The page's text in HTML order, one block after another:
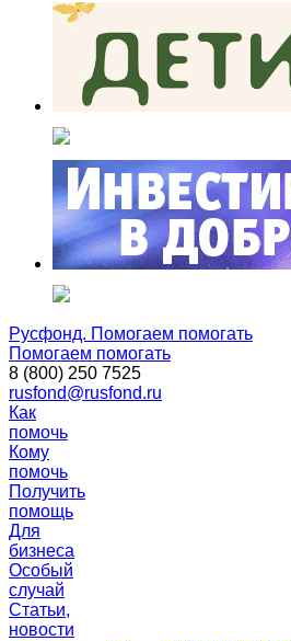
Русфонд. Помогаем помогать
Помогаем помогать
8 (800) 250 7525
rusfond@rusfond.ru
Как
помочь
Кому
помочь
Получить
помощь
Для
бизнеса
Особый
случай
Статьи,
новости